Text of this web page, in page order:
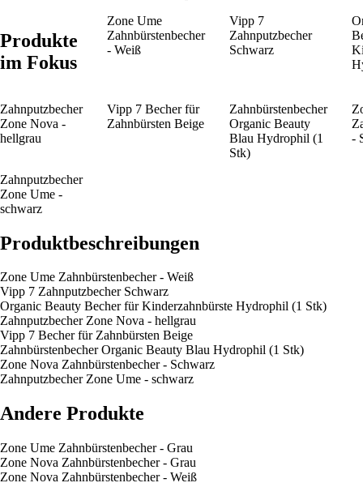
Produkte
im Fokus
Zone Ume
Zahnbürstenbecher
- Weiß
Vipp 7
Zahnputzbecher
Schwarz
Zahnputzbecher
Zone Nova -
hellgrau
Vipp 7 Becher für
Zahnbürsten Beige
Zahnbürstenbecher
Organic Beauty
Blau Hydrophil (1
Stk)
-
Zahnputzbecher
Zone Ume -
schwarz
Produktbeschreibungen
Zone Ume Zahnbürstenbecher - Weiß
Vipp 7 Zahnputzbecher Schwarz
Organic Beauty Becher für Kinderzahnbürste Hydrophil (1 Stk)
Zahnputzbecher Zone Nova - hellgrau
Vipp 7 Becher für Zahnbürsten Beige
Zahnbürstenbecher Organic Beauty Blau Hydrophil (1 Stk)
Zone Nova Zahnbürstenbecher - Schwarz
Zahnputzbecher Zone Ume - schwarz
Andere Produkte
Zone Ume Zahnbürstenbecher - Grau
Zone Nova Zahnbürstenbecher - Grau
Zone Nova Zahnbürstenbecher - Weiß